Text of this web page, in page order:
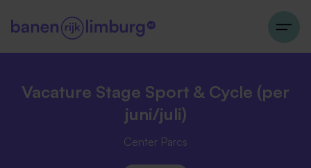
Vacature Stage Sport & Cycle (per
juni/juli)
Center Parcs